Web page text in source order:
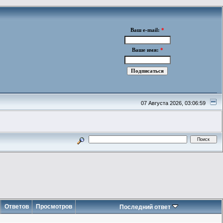
Ваш e-mail: *
Ваше имя: *
07 Августа 2026, 03:06:59
Ответов Просмотров Последний ответ